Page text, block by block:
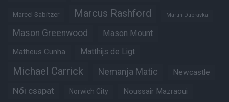
Marcel Sabitzer Marcus Rashford Martin Dubravka
Mason Greenwood Mason Mount
Matheus Cunha Matthijs de Ligt
Michael Carrick Nemanja Matic Newcastle
Női csapat Norwich City Noussair Mazraoui